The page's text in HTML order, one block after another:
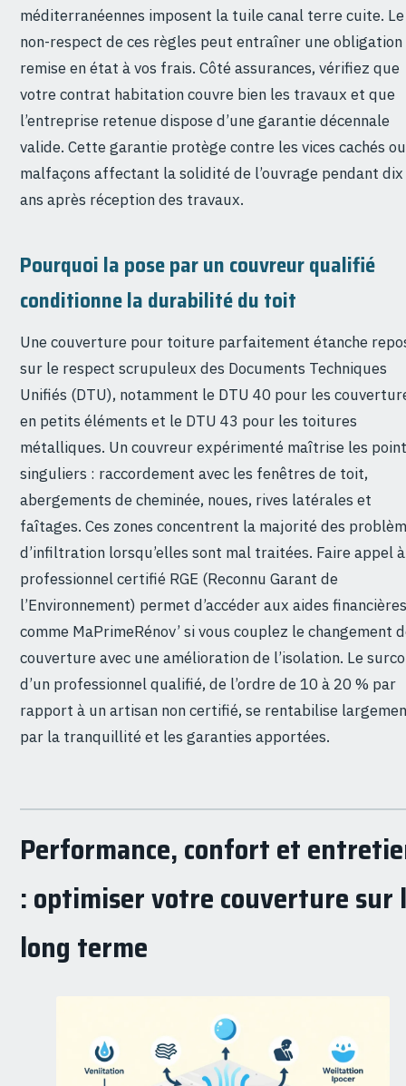
méditerranéennes imposent la tuile canal terre cuite. Le
non-respect de ces règles peut entraîner une obligation
remise en état à vos frais. Côté assurances, vérifiez que
votre contrat habitation couvre bien les travaux et que
l’entreprise retenue dispose d’une garantie décennale
valide. Cette garantie protège contre les vices cachés ou
malfaçons affectant la solidité de l’ouvrage pendant dix
ans après réception des travaux.
Pourquoi la pose par un couvreur qualifié
conditionne la durabilité du toit
Une couverture pour toiture parfaitement étanche
sur le respect scrupuleux des Documents Techniques
Unifiés (DTU), notamment le DTU 40 pour les
en petits éléments et le DTU 43 pour les toitures
métalliques. Un couvreur expérimenté maîtrise les
singuliers : raccordement avec les fenêtres de toit,
abergements de cheminée, noues, rives latérales et
faîtages. Ces zones concentrent la majorité des
d’infiltration lorsqu’elles sont mal traitées. Faire appel
professionnel certifié RGE (Reconnu Garant de
l’Environnement) permet d’accéder aux aides financières
comme MaPrimeRénov’ si vous couplez le changement
couverture avec une amélioration de l’isolation. Le
d’un professionnel qualifié, de l’ordre de 10 à 20 % par
rapport à un artisan non certifié, se rentabilise
par la tranquillité et les garanties apportées.
Performance, confort et
: optimiser votre couverture sur
long terme